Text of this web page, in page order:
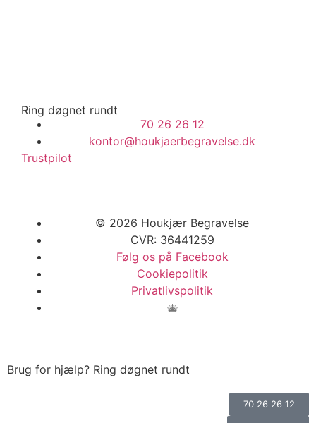
Ring døgnet rundt
70 26 26 12
kontor@houkjaerbegravelse.dk
Trustpilot
© 2026 Houkjær Begravelse
CVR: 36441259
Følg os på Facebook
Cookiepolitik
Privatlivspolitik
Brug for hjælp? Ring døgnet rundt
70 26 26 12